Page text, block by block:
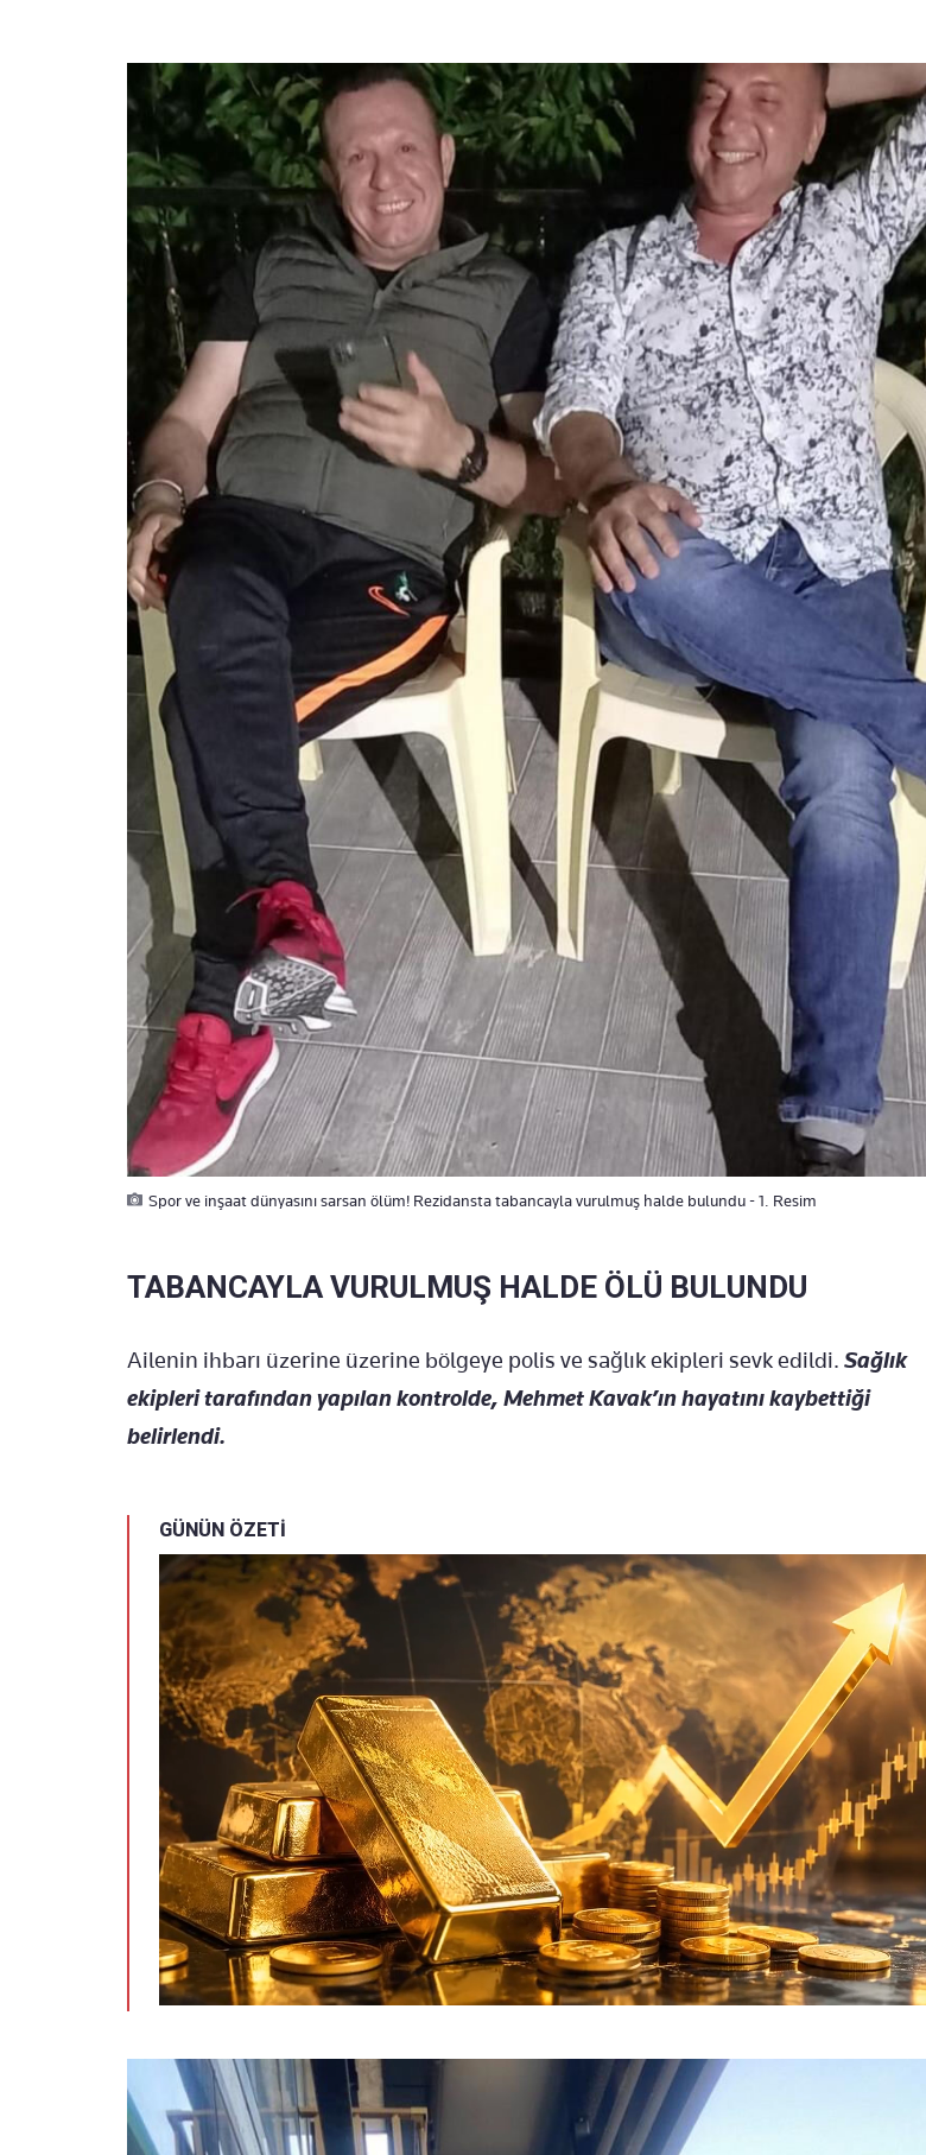
Spor ve inşaat dünyasını sarsan ölüm! Rezidansta tabancayla vurulmuş halde bulundu - 1. Resim
TABANCAYLA VURULMUŞ HALDE ÖLÜ BULUNDU
Ailenin ihbarı üzerine üzerine bölgeye polis ve sağlık ekipleri sevk edildi. Sağlık
ekipleri tarafından yapılan kontrolde, Mehmet Kavak’ın hayatını kaybettiği
belirlendi.
GÜNÜN ÖZETİ